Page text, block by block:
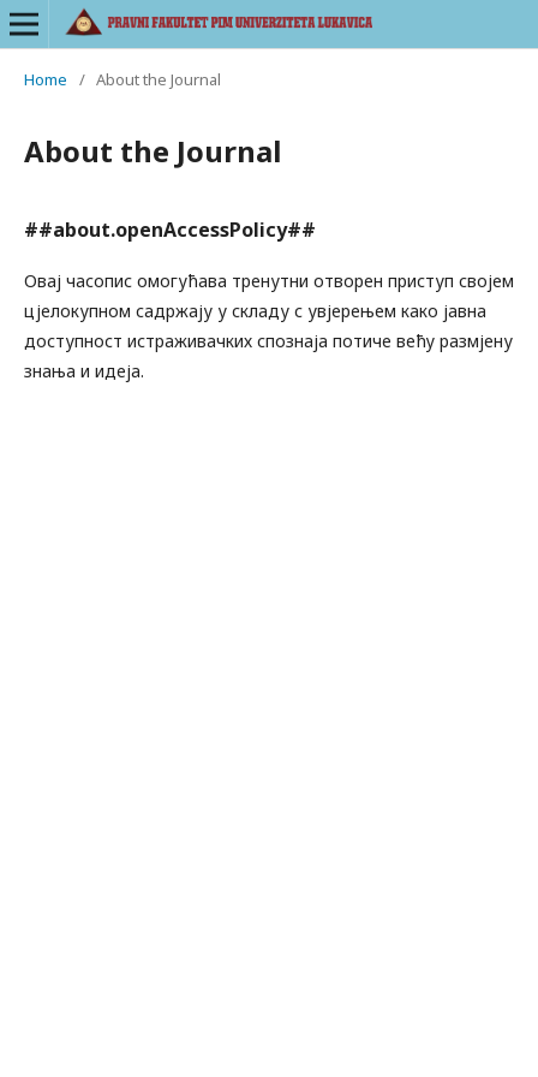
Home / About the Journal
About the Journal
##about.openAccessPolicy##
Овај часопис омогућава тренутни отворен приступ својем
цјелокупном садржају у складу с увјерењем како јавна
доступност истраживачких спознаја потиче већу размјену
знања и идеја.